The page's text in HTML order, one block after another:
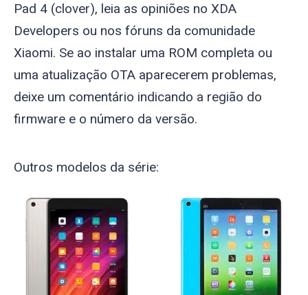
Pad 4 (clover), leia as opiniões no XDA
Developers ou nos fóruns da comunidade
Xiaomi. Se ao instalar uma ROM completa ou
uma atualização OTA aparecerem problemas,
deixe um comentário indicando a região do
firmware e o número da versão.
Outros modelos da série: